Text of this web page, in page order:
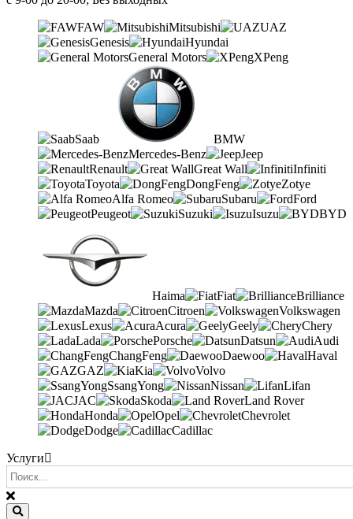
FAW Mitsubishi
UAZ
Genesis
Hyundai
General Motors
XPeng
Saab
BMW
Mercedes-Benz
Jeep
Renault
Great Wall
Infiniti
Toyota
DongFeng
Zotye
Alfa Romeo
Subaru
Ford
Peugeot
Suzuki Isuzu BYD
Haima Fiat
Brilliance
Mazda
Citroen
Volkswagen
Lexus
Acura Geely
Chery
Lada
Porsche Datsun
Audi
ChangFeng
Daewoo
Haval
GAZ
Kia
Volvo
SsangYong
Nissan
Lifan
JAC
Skoda
Land Rover
Honda
Opel
Chevrolet
Dodge
Cadillac
Услуги